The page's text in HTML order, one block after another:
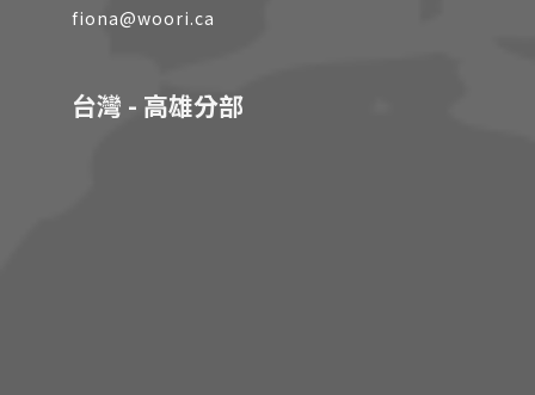
fiona@woori.ca
台灣 - 高雄分部